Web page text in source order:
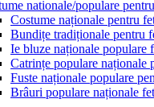
nationale/populare
Costume naționale pentru
Bundițe tradiționale pentru
Ie bluze naționale populare
Catrințe populare naționale
Fuste naționale populare
Brâuri populare naționale